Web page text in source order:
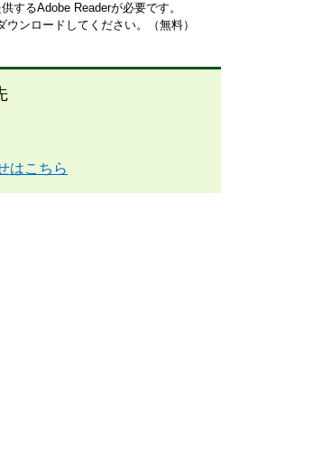
するAdobe Readerが必要です。
ンロードしてください。（無料）
はこちら